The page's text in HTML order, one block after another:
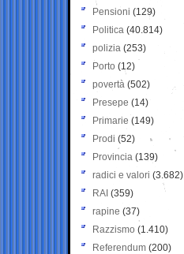
Pensioni (129)
Politica (40.814)
polizia (253)
Porto (12)
povertà (502)
Presepe (14)
Primarie (149)
Prodi (52)
Provincia (139)
radici e valori (3.682)
RAI (359)
rapine (37)
Razzismo (1.410)
Referendum (200)